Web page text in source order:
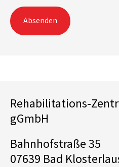
Absenden
Rehabilitations-
gGmbH
Bahnhofstraße 35
07639 Bad